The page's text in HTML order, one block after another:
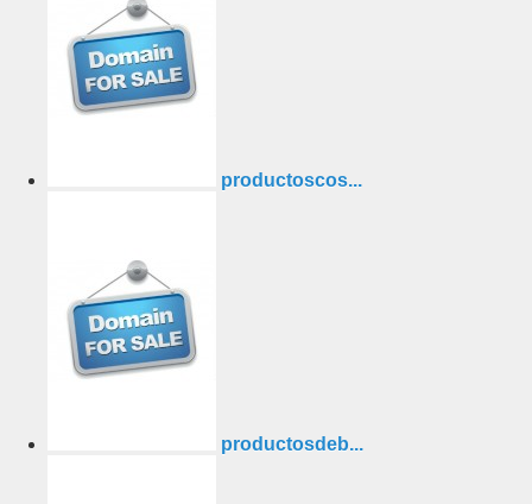
productoscos...
productosdeb...